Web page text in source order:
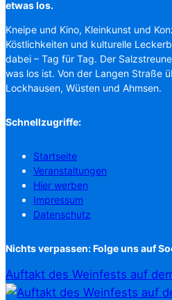
etwas los.
Kneipe und Kino, Kleinkunst und
Köstlichkeiten und kulturelle
dabei – Tag für Tag. Der
was los ist. Von der Langen Straße
Lockhausen, Wüsten und Ahmsen.
Schnellzugriffe:
Startseite
Veranstaltungen
Hier werben
Impressum
Datenschutz
Nichts verpassen: Folge uns auf
Auftakt des Weinfests auf